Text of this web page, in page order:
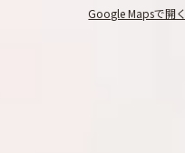
Google Mapsで開く